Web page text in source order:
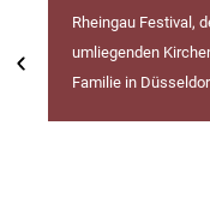
Rheingau Festival,
umliegenden
Familie in